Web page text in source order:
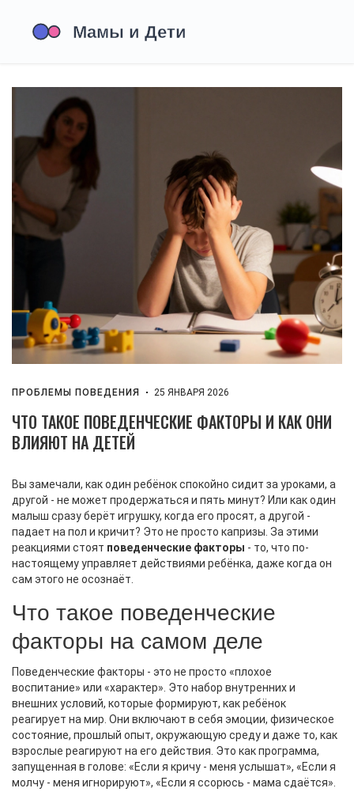
ПРОБЛЕМЫ ПОВЕДЕНИЯ 25 ЯНВАРЯ 2026
ЧТО ТАКОЕ ПОВЕДЕНЧЕСКИЕ ФАКТОРЫ И КАК ОНИ
ВЛИЯЮТ НА ДЕТЕЙ
Вы замечали, как один ребёнок спокойно сидит за уроками, а
другой - не может продержаться и пять минут? Или как один
малыш сразу берёт игрушку, когда его просят, а другой -
падает на пол и кричит? Это не просто капризы. За этими
реакциями стоят поведенческие факторы - то, что по-
настоящему управляет действиями ребёнка, даже когда он
сам этого не осознаёт.
Что такое поведенческие
факторы на самом деле
Поведенческие факторы - это не просто «плохое
воспитание» или «характер». Это набор внутренних и
внешних условий, которые формируют, как ребёнок
реагирует на мир. Они включают в себя эмоции, физическое
состояние, прошлый опыт, окружающую среду и даже то, как
взрослые реагируют на его действия. Это как программа,
запущенная в голове: «Если я кричу - меня услышат», «Если я
молчу - меня игнорируют», «Если я ссорюсь - мама сдаётся».